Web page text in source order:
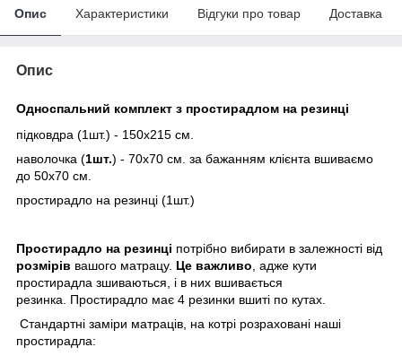
Опис Характеристики Відгуки про товар Доставка
Опис
Односпальний комплект з простирадлом на резинці
підковдра (1шт.) - 150х215 см.
наволочка (1шт.) - 70х70 см. за бажанням клієнта вшиваємо
до 50х70 см.
простирадло на резинці (1шт.)
Простирадло на резинці потрібно вибирати в залежності від
розмірів вашого матрацу. Це важливо , адже кути
простирадла зшиваються, і в них вшивається
резинка. Простирадло має 4 резинки вшиті по кутах.
Стандартні заміри матраців, на котрі розраховані наші
простирадла: